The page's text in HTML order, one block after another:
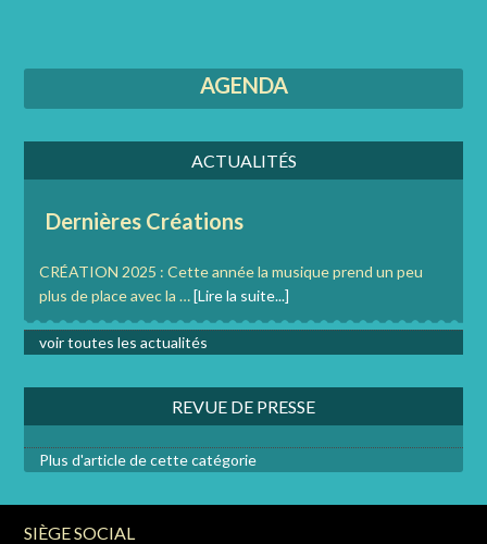
AGENDA
ACTUALITÉS
Dernières Créations
CRÉATION 2025 : Cette année la musique prend un peu
plus de place avec la …[Lire la suite...]
voir toutes les actualités
REVUE DE PRESSE
Plus d'article de cette catégorie
SIÈGE SOCIAL